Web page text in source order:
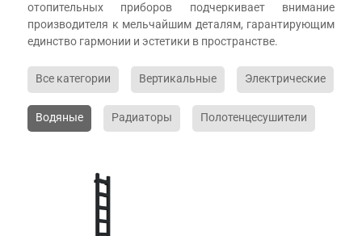
отопительных приборов подчеркивает внимание
производителя к мельчайшим деталям, гарантирующим
единство гармонии и эстетики в пространстве.
Все категории Вертикальные Электрические
Водяные Радиаторы Полотенцесушители